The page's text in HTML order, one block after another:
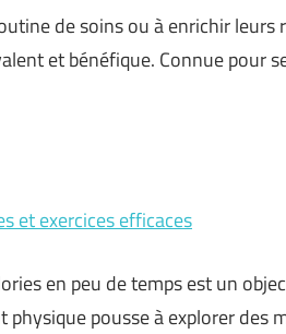
de soins ou à enrichir leurs
et bénéfique. Connue pour
et exercices efficaces
en peu de temps est un
physique pousse à explorer des